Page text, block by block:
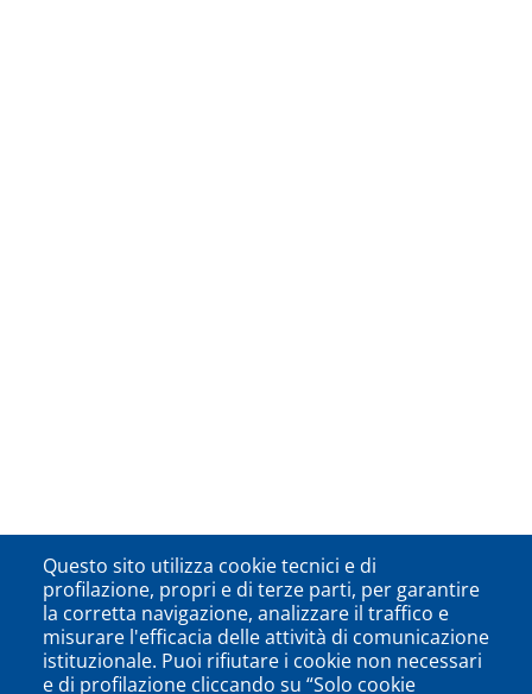
Questo sito utilizza cookie tecnici e di
profilazione, propri e di terze parti, per garantire
la corretta navigazione, analizzare il traffico e
misurare l'efficacia delle attività di comunicazione
istituzionale. Puoi rifiutare i cookie non necessari
e di profilazione cliccando su “Solo cookie